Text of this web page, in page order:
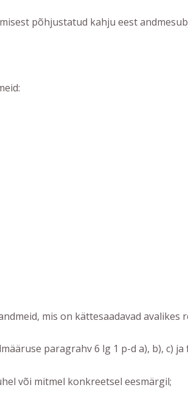
põhjustatud kahju eest
mis on kättesaadavad avalikes
paragrahv 6 lg 1 p-d a), b), c) ja
või mitmel konkreetsel eesmärgil;